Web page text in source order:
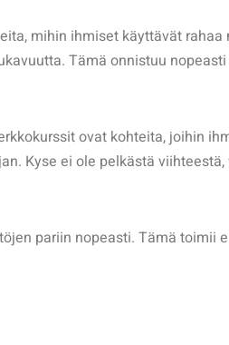
mihin ihmiset käyttävät rahaa
Tämä onnistuu
ovat kohteita, joihin
Kyse ei ole pelkästä
pariin nopeasti. Tämä toimii